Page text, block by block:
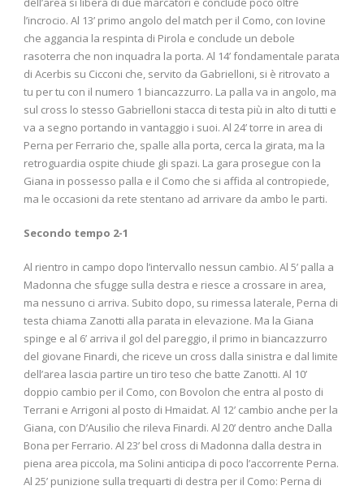
l’incrocio. Al 13’ primo angolo del match per il Como, con Iovine
che aggancia la respinta di Pirola e conclude un debole
rasoterra che non inquadra la porta. Al 14’ fondamentale parata
di Acerbis su Cicconi che, servito da Gabrielloni, si è ritrovato a
tu per tu con il numero 1 biancazzurro. La palla va in angolo, ma
sul cross lo stesso Gabrielloni stacca di testa più in alto di tutti e
va a segno portando in vantaggio i suoi. Al 24’ torre in area di
Perna per Ferrario che, spalle alla porta, cerca la girata, ma la
retroguardia ospite chiude gli spazi. La gara prosegue con la
Giana in possesso palla e il Como che si affida al contropiede,
ma le occasioni da rete stentano ad arrivare da ambo le parti.
Secondo tempo 2-1
Al rientro in campo dopo l’intervallo nessun cambio. Al 5’ palla a
Madonna che sfugge sulla destra e riesce a crossare in area,
ma nessuno ci arriva. Subito dopo, su rimessa laterale, Perna di
testa chiama Zanotti alla parata in elevazione. Ma la Giana
spinge e al 6’ arriva il gol del pareggio, il primo in biancazzurro
del giovane Finardi, che riceve un cross dalla sinistra e dal limite
dell’area lascia partire un tiro teso che batte Zanotti. Al 10’
doppio cambio per il Como, con Bovolon che entra al posto di
Terrani e Arrigoni al posto di Hmaidat. Al 12’ cambio anche per la
Giana, con D’Ausilio che rileva Finardi. Al 20’ dentro anche Dalla
Bona per Ferrario. Al 23’ bel cross di Madonna dalla destra in
piena area piccola, ma Solini anticipa di poco l’accorrente Perna.
Al 25’ punizione sulla trequarti di destra per il Como: Perna di